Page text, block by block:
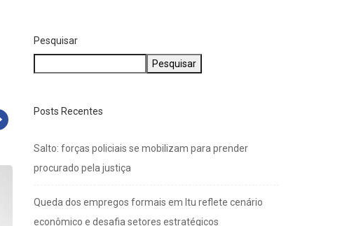
Pesquisar
Pesquisar
Posts Recentes
Salto: forças policiais se mobilizam para prender
procurado pela justiça
Queda dos empregos formais em Itu reflete cenário
econômico e desafia setores estratégicos